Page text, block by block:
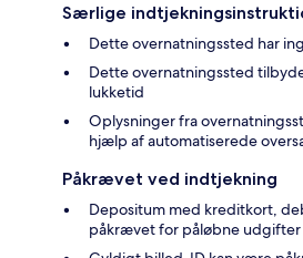
Særlige
Dette overnatningssted har
Dette overnatningssted
lukketid
Oplysninger fra
hjælp af automatiserede
Påkrævet ved indtjekning
Depositum med kreditkort,
påkrævet for påløbne udgifter